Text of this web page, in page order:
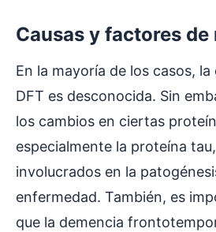
Causas y factores de
En la mayoría de los casos,
DFT es desconocida. Sin
los cambios en ciertas
especialmente la proteína
involucrados en la
enfermedad. También, es
que la demencia